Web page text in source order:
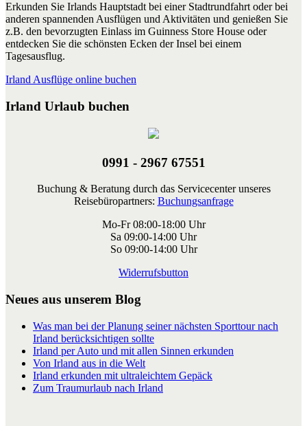
Erkunden Sie Irlands Hauptstadt bei einer Stadtrundfahrt oder bei
anderen spannenden Ausflügen und Aktivitäten und genießen Sie
z.B. den bevorzugten Einlass im Guinness Store House oder
entdecken Sie die schönsten Ecken der Insel bei einem
Tagesausflug.
Irland Ausflüge online buchen
Irland Urlaub buchen
0991 - 2967 67551
Buchung & Beratung durch das Servicecenter unseres
Reisebüropartners: Buchungsanfrage
Mo-Fr 08:00-18:00 Uhr
Sa 09:00-14:00 Uhr
So 09:00-14:00 Uhr
Widerrufsbutton
Neues aus unserem Blog
Was man bei der Planung seiner nächsten Sporttour nach
Irland berücksichtigen sollte
Irland per Auto und mit allen Sinnen erkunden
Von Irland aus in die Welt
Irland erkunden mit ultraleichtem Gepäck
Zum Traumurlaub nach Irland